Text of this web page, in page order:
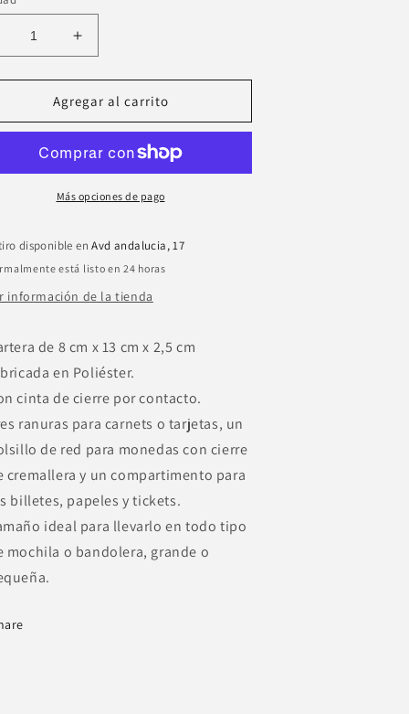
Aumentar
cantidad
para
Billetero
Reebok
Agregar al carrito
Más opciones de pago
disponible enAvd andalucia, 17
está listo en 24 horas
información de la tienda
de 8 cm x 13 cm x 2,5 cm
en Poliéster.
cinta de cierre por contacto.
ranuras para carnets o tarjetas, un
de red para monedas con cierre
cremallera y un compartimento para
billetes, papeles y tickets.
ideal para llevarlo en todo tipo
mochila o bandolera, grande o